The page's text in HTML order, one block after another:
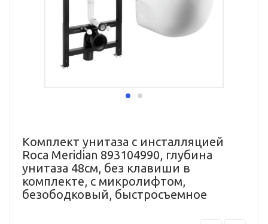
Комплект унитаза с инсталляцией
Roca Meridian 893104990, глубина
унитаза 48см, без клавиши в
комплекте, с микролифтом,
безободковый, быстросъемное